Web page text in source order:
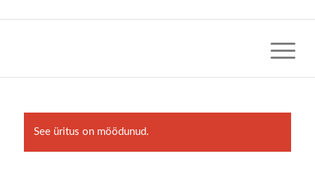
See üritus on möödunud.